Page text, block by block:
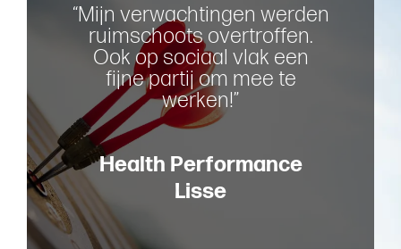
“Mijn verwachtingen werden
ruimschoots overtroffen.
Ookopsociaal vlak een
fijnepartij om mee te
werken!”
Health Performance
Lisse